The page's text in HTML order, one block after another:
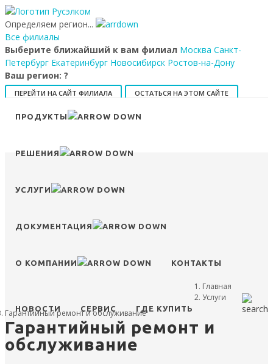
Определяем регион...
Все филиалы
Выберите ближайший к вам филиал Москва Санкт-
Петербург Екатеринбург Новосибирск Ростов-на-Дону
Ваш регион: ?
ПЕРЕЙТИ НА САЙТ ФИЛИАЛА ОСТАТЬСЯ НА ЭТОМ САЙТЕ
Сравнение
ПРОДУКТЫ
РЕШЕНИЯ
УСЛУГИ
ДОКУМЕНТАЦИЯ
О КОМПАНИИ КОНТАКТЫ
НОВОСТИ СЕРВИС ГДЕ КУПИТЬ
Главная
Услуги
Гарантийный ремонт и обслуживание
Гарантийный ремонт и
обслуживание